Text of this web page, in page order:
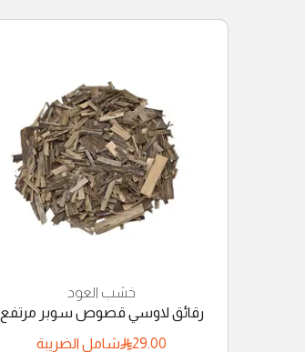
خشب العود
رقائق لاوسي قصوص سوبر مرتفع
29.00
شامل الضريبة